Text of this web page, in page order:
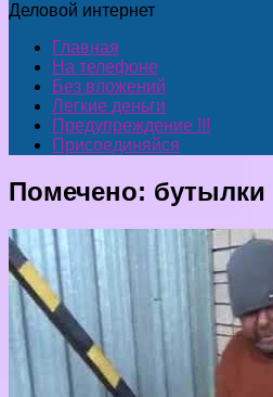
Деловой интернет
Главная
На телефоне
Без вложений
Легкие деньги
Предупреждение !!!
Присоединяйся
Помечено: бутылки